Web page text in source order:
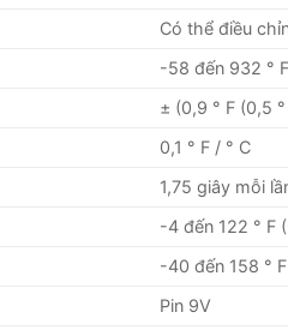
Có thể điều
-58 đến 932 °
± (0,9 ° F (0,5
0,1 ° F / ° C
1,75 giây mỗi
-4 đến 122 ° F
-40 đến 158 °
Pin 9V